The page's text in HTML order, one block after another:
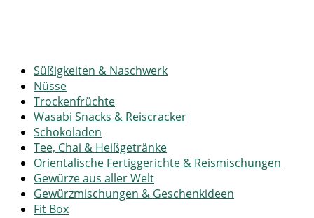
Süßigkeiten & Naschwerk
Nüsse
Trockenfrüchte
Wasabi Snacks & Reiscracker
Schokoladen
Tee, Chai & Heißgetränke
Orientalische Fertiggerichte & Reismischungen
Gewürze aus aller Welt
Gewürzmischungen & Geschenkideen
Fit Box